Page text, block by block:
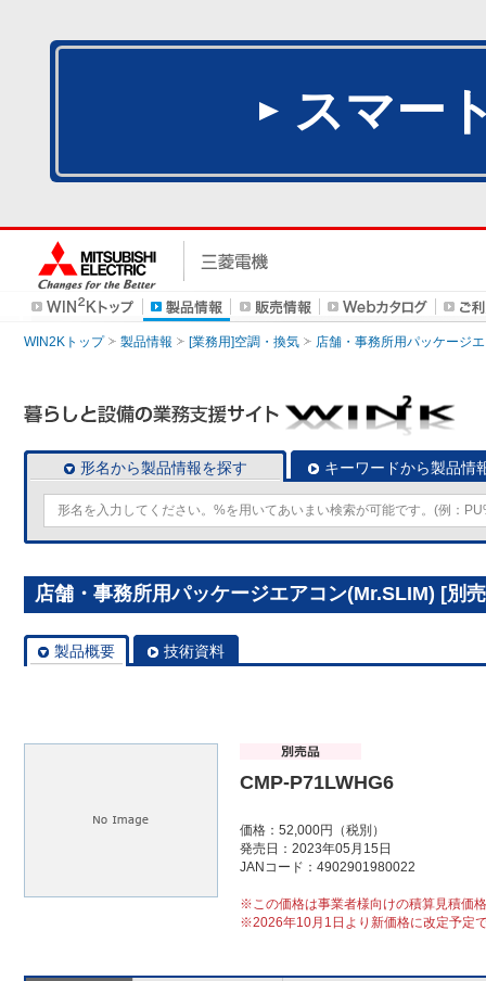
スマー
WIN2Kトップ 製品情報 [業務用]空調・換気 店舗・事務所用パッケージ
形名から製品情報を探す キーワードから製品情
店舗・事務所用パッケージエアコン(Mr.SLIM) [別
製品概要 技術資料
CMP-P71LWHG6
価格：52,000円（税別）
発売日：2023年05月15日
JANコード：4902901980022
※この価格は事業者様向けの積算見積価
※2026年10月1日より新価格に改定予定